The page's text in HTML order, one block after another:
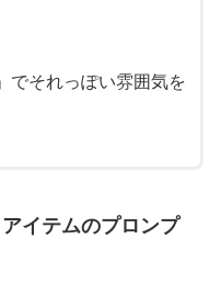
でそれっぽい雰囲気を
イテムのプロンプ